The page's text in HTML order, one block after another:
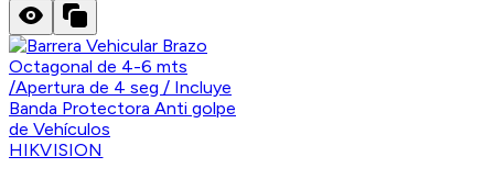
HIKVISION